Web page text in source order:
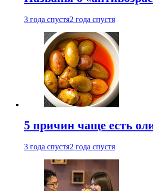
3 года спустя2 года спустя
5 причин чаще есть
3 года спустя2 года спустя